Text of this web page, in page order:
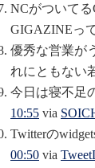
NCがついて
GIGAZINE
優秀な営業が
れにともない
今日は寝不足
10:55 via
Twitterの
00:50 via